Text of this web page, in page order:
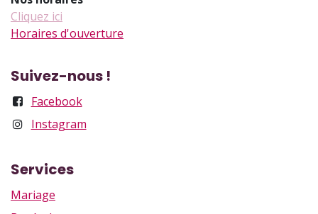
Cliquez ici
Horaires d'ouverture
Suivez-nous !
Facebook
Instagram
Services
Mariage